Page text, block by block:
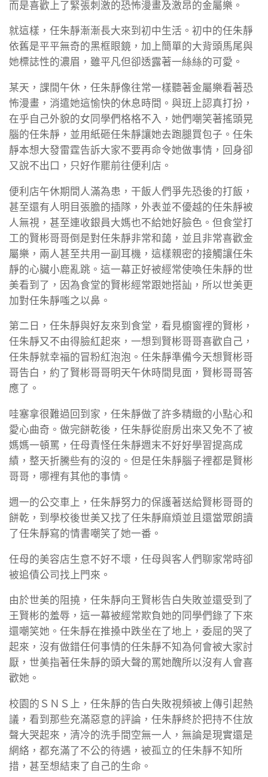
而是喜歡上了緊張刺激的恐怖漫畫及激昂的金屬樂。
就這樣，任朱靜漸漸長大來到初中生活。初中的任朱靜
依舊是平平無奇的黑框眼鏡，加上簡單的大背頭馬尾與
她標誌性的濃眉，雖平凡但卻透露著一絲絲的可愛。
某天，課間午休，任朱靜像往常一樣聽著金屬樂看著恐
怖漫畫，消遣她這愉快的休息時間。與班上認真打扮，
在乎自己外貌的女同學們格格不入，她們嘲笑著搖頭晃
腦的任朱靜，並用紙砸任朱靜讓她去跑腿買包子。任朱
靜本想大發雷霆告訴大家不要再命令她做事情，回身卻
又說不出口，只好作罷前往便利店。
便利店午休期間人滿為患，干飯人們爭先恐後的打飯，
甚至還有人明目張膽的插隊，外表並不優越的任朱靜被
人無視，甚至連收銀員大媽也不給她好臉色。但食堂打
工的賢彬哥哥倒是對任朱靜非常和藹，並且非常喜歡金
屬樂，兩人甚至共用一副耳機，這樣親密的接觸讓任朱
靜的心臟小鹿亂跳。這一幕正好被經常使喚任朱靜的世
美看到了，因為食堂的賢彬經常跟她搭訕，所以世美更
加對任朱靜嗤之以鼻。
第二日，任朱靜與好友來到食堂，看見櫥窗裡的賢彬，
任朱靜又不由得臉紅起來，一想到賢彬哥哥喜歡自己，
任朱靜就幸福的冒粉紅泡泡。任朱靜準備今天想賢彬哥
哥告白，約了賢彬哥哥明天午休時間見面，賢彬哥哥答
應了。
哇塞拿很難過回到家，任朱靜做了許多精緻的小點心和
愛心曲奇。做完餅乾後，任朱靜從廚房出來又免不了被
媽媽一頓罵，任母責怪任朱靜週末不好好學習提高成
績，整天折騰些有的沒的。但是任朱靜腦子裡都是賢彬
哥哥，哪裡有其他的事情。
週一的公交車上，任朱靜努力的保護著送給賢彬哥哥的
餅乾，到學校後世美又找了任朱靜麻煩並且還當眾朗讀
了任朱靜寫的情書嘲笑了她一番。
任母的美容店生意不好不壞，任母與客人們聊家常時卻
被追債公司找上門來。
由於世美的阻撓，任朱靜向王賢彬告白失敗並還受到了
王賢彬的羞辱，這一幕被經常欺負她的同學們錄了下來
還嘲笑她。任朱靜在推搡中跌坐在了地上，委屈的哭了
起來，沒有做錯任何事情的任朱靜不知為何會被大家討
厭，世美指著任朱靜的頭大聲的罵她醜所以沒有人會喜
歡她。
校園的ＳＮＳ上，任朱靜的告白失敗視頻被上傳引起熱
議，看到那些充滿惡意的評論，任朱靜終於把持不住放
聲大哭起來，清冷的洗手間空無一人，無論是現實還是
網絡，都充滿了不公的待遇，被孤立的任朱靜不知所
措，甚至想結束了自己的生命。